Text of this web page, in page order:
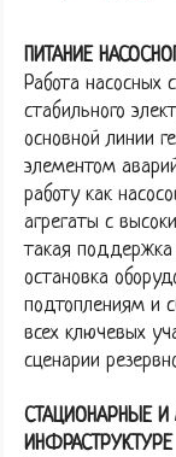
ПИТАНИЕ
Работа насосных
стабильного
основной линии
элементом
работу как
агрегаты с
такая
остановка
подтоплениям и
всех ключевых
сценарии
СТАЦИОНАРНЫЕ
ИНФРАСТРУКТУРЕ